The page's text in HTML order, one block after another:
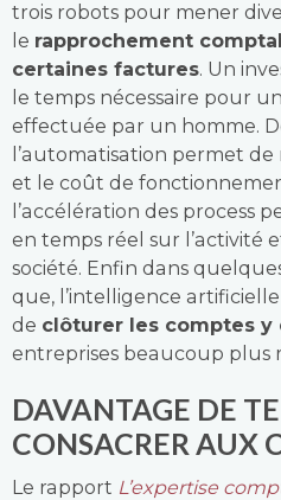
trois robots pour mener
le rapprochement
certaines factures. Un
le temps nécessaire pour
effectuée par un homme.
l’automatisation permet
et le coût de
l’accélération des process
en temps réel sur l’activité
société. Enfin dans
que, l’intelligence
de clôturer les comptes y
entreprises beaucoup plus
DAVANTAGE DE
CONSACRER AUX
Le rapport L’expertise